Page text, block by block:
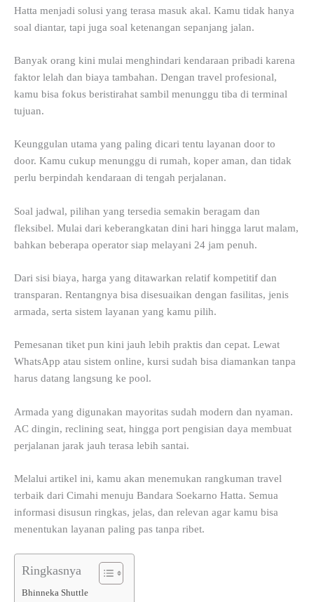
Hatta menjadi solusi yang terasa masuk akal. Kamu tidak hanya
soal diantar, tapi juga soal ketenangan sepanjang jalan.
Banyak orang kini mulai menghindari kendaraan pribadi karena
faktor lelah dan biaya tambahan. Dengan travel profesional,
kamu bisa fokus beristirahat sambil menunggu tiba di terminal
tujuan.
Keunggulan utama yang paling dicari tentu layanan door to
door. Kamu cukup menunggu di rumah, koper aman, dan tidak
perlu berpindah kendaraan di tengah perjalanan.
Soal jadwal, pilihan yang tersedia semakin beragam dan
fleksibel. Mulai dari keberangkatan dini hari hingga larut malam,
bahkan beberapa operator siap melayani 24 jam penuh.
Dari sisi biaya, harga yang ditawarkan relatif kompetitif dan
transparan. Rentangnya bisa disesuaikan dengan fasilitas, jenis
armada, serta sistem layanan yang kamu pilih.
Pemesanan tiket pun kini jauh lebih praktis dan cepat. Lewat
WhatsApp atau sistem online, kursi sudah bisa diamankan tanpa
harus datang langsung ke pool.
Armada yang digunakan mayoritas sudah modern dan nyaman.
AC dingin, reclining seat, hingga port pengisian daya membuat
perjalanan jarak jauh terasa lebih santai.
Melalui artikel ini, kamu akan menemukan rangkuman travel
terbaik dari Cimahi menuju Bandara Soekarno Hatta. Semua
informasi disusun ringkas, jelas, dan relevan agar kamu bisa
menentukan layanan paling pas tanpa ribet.
Ringkasnya
Bhinneka Shuttle